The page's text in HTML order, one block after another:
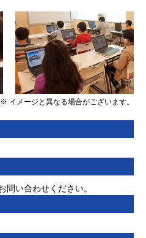
※ イメージと異なる場合がございます。
問い合わせください。